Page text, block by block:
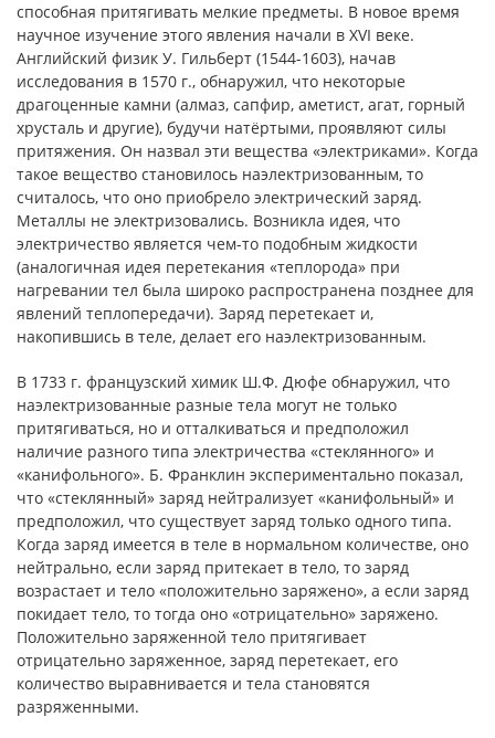
способная притягивать мелкие предметы. В новое время
научное изучение этого явления начали в XVI веке.
Английский физик У. Гильберт (1544-1603), начав
исследования в 1570 г., обнаружил, что некоторые
драгоценные камни (алмаз, сапфир, аметист, агат, горный
хрусталь и другие), будучи натёртыми, проявляют силы
притяжения. Он назвал эти вещества «электриками». Когда
такое вещество становилось наэлектризованным, то
считалось, что оно приобрело электрический заряд.
Металлы не электризовались. Возникла идея, что
электричество является чем-то подобным жидкости
(аналогичная идея перетекания «теплорода» при
нагревании тел была широко распространена позднее для
явлений теплопередачи). Заряд перетекает и,
накопившись в теле, делает его наэлектризованным.
В 1733 г. французский химик Ш.Ф. Дюфе обнаружил, что
наэлектризованные разные тела могут не только
притягиваться, но и отталкиваться и предположил
наличие разного типа электричества «стеклянного» и
«канифольного». Б. Франклин экспериментально показал,
что «стеклянный» заряд нейтрализует «канифольный» и
предположил, что существует заряд только одного типа.
Когда заряд имеется в теле в нормальном количестве, оно
нейтрально, если заряд притекает в тело, то заряд
возрастает и тело «положительно заряжено», а если заряд
покидает тело, то тогда оно «отрицательно» заряжено.
Положительно заряженной тело притягивает
отрицательно заряженное, заряд перетекает, его
количество выравнивается и тела становятся
разряженными.